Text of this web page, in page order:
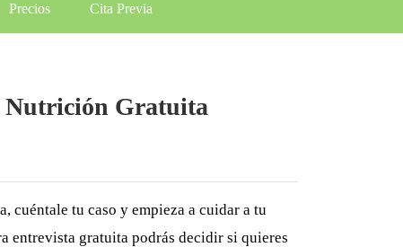
Precios Cita Previa
Gratuita
cuéntale tu caso y empieza a cuidar a tu
entrevista gratuita podrás decidir si quieres